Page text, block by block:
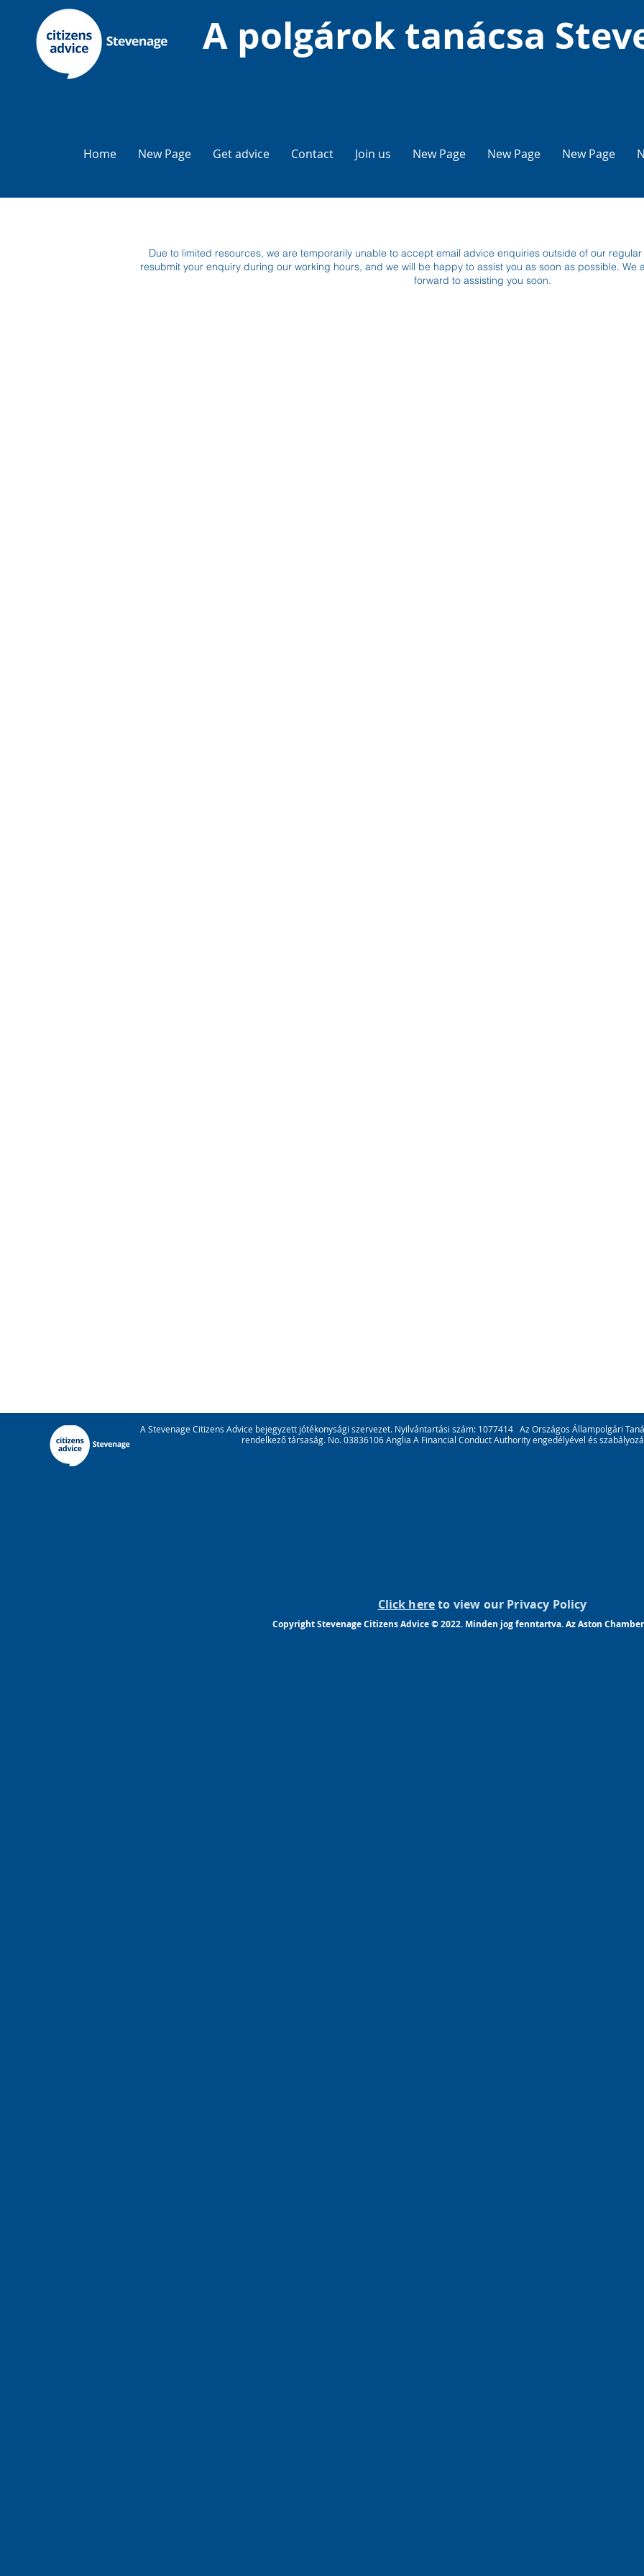
A polgárok tanácsa
Home New Page Get advice Contact Join us New Page New Page New Page
Due to limited resources, we are temporarily unable to accept email advice enquiries outside of our
resubmit your enquiry during our working hours, and we will be happy to assist you as soon as possible.
forward to assisting you soon.
A Stevenage Citizens Advice bejegyzett jótékonysági szervezet. Nyilvántartási szám: 1077414 Az Országos Állampolgári
rendelkező társaság. No. 03836106 Anglia A Financial Conduct Authority engedélyével és
Click hereto view our Privacy Policy
Copyright Stevenage Citizens Advice © 2022. Minden jog fenntartva. Az Aston